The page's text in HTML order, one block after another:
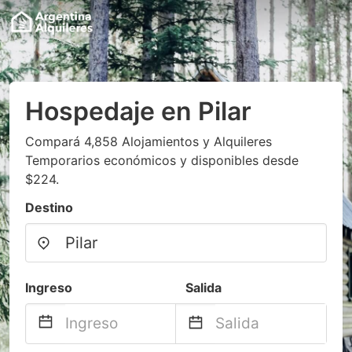
Hospedaje en Pilar
Compará 4,858 Alojamientos y Alquileres
Temporarios económicos y disponibles desde
$224.
Destino
Ingreso Salida